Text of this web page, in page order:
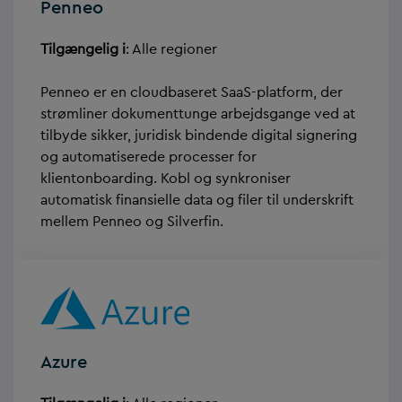
Penneo
Tilgængelig i: Alle regioner
Penneo er en cloudbaseret SaaS-platform, der
strømliner dokumenttunge arbejdsgange ved at
tilbyde sikker, juridisk bindende digital signering
og automatiserede processer for
klientonboarding. Kobl og synkroniser
automatisk finansielle data og filer til underskrift
mellem Penneo og Silverfin.
Azure